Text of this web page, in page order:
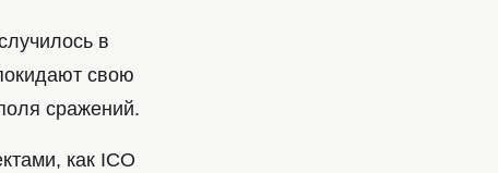
в
свою
сражений.
как ICO